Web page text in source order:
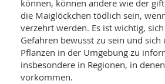
können, können andere wie der
die Maiglöckchen tödlich sein,
verzehrt werden. Es ist wichtig,
Gefahren bewusst zu sein und sich
Pflanzen in der Umgebung zu
insbesondere in Regionen, in
vorkommen.